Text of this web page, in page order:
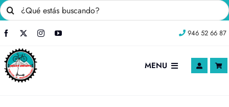
Saltar
al
contenido
Buscar:
946 52 66 87
MENU